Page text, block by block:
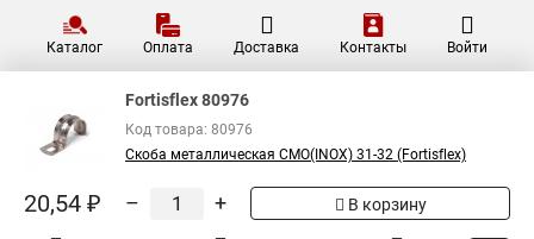
Каталог Оплата Доставка Контакты Войти
Fortisflex 80976
Код товара: 80976
Скоба металлическая СМО(INOX) 31-32 (Fortisflex)
20,54 ₽ – + В корзину